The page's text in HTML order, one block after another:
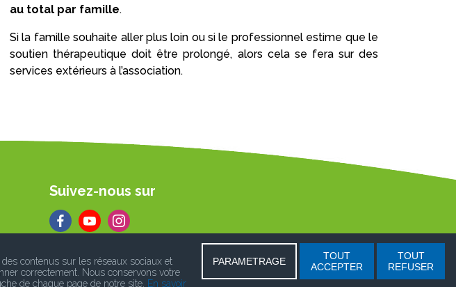
au total par famille.
Si la famille souhaite aller plus loin ou si le professionnel estime que le
soutien thérapeutique doit être prolongé, alors cela se fera sur des
services extérieurs à l’association.
Suivez-nous sur
contenus sur les réseaux sociaux et
correctement. Nous conservons votre
de chaque page de notre site. En savoir
PARAMETRAGE
TOUT
ACCEPTER
TOUT
REFUSER